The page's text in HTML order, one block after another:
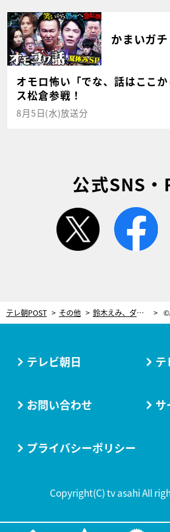
かまいガチ
オモロ怖い「でな、話はここ
ス松倉参戦！
8月5日(水)放送分
公式SNS・
twitter
テレ朝POST その他 鈴木えみ、ダイアン津田と急接近！夫との結婚の決め手にもなった“匂い”をかぎ…まさかの展開
テレビ朝日 テ
お問い合わせ サ
プライバシーポリシー
Copyright(C) tv asahi All